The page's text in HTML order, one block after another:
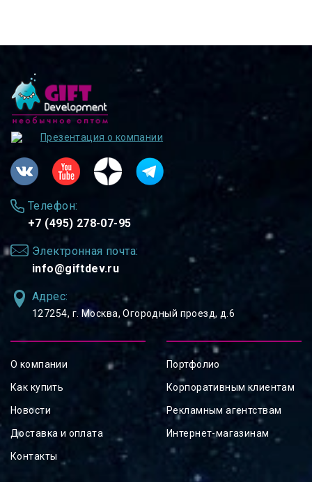
Презентация о компании
Телефон:
+7 (495) 278-07-95
Электронная почта:
info@giftdev.ru
Адрес:
127254, ⁠г. Москва, Огородный проезд, д.6
О компании
Как купить
Новости
Доставка и оплата
Контакты
Портфолио
Корпоративным клиентам
Рекламным агентствам
Интернет-магазинам